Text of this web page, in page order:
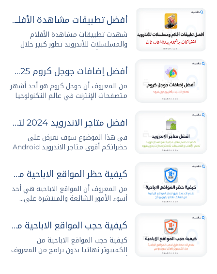
أفضل تطبيقات مشاهدة الأفلام والمسلسلات للأندرويد
شهدت تطبيقات مشاهدة الأفلام
والمسلسلات للأندرويد تطور كبير خلال
أفضل إضافات جوجل كروم 2025 وطريقة تثبيتها وإدارتها بكل سهولة
من المعروف أن جوجل كروم هو أحد أشهر
متصفحات الإنترنت في عالم التكنولوجيا
افضل متاجر الاندرويد 2024 لتحميل التطبيقات والالعاب مجانا
في هذا الموضوع سوف نعرض على
حضراتكم أقوى متاجر الاندرويد Android
كيفية حظر المواقع الاباحية من الهاتف نهائيا بدون برامج
من المعروف أن المواقع الاباحية هي أحد
أسوء الأمور الشائعة والمنتشرة على...
كيفية حجب المواقع الاباحية من الكمبيوتر نهائيا بدون برامج
كيفية حجب المواقع الاباحية من
الكمبيوتر نهائيا بدون برامج من المعروف